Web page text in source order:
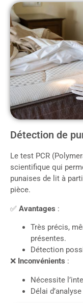
Détection de
Le test PCR
scientifique qui
punaises de lit à
pièce.
✅ Avantages :
Très précis,
présentes.
Détection
❌ Inconvénients :
Nécessite
Délai